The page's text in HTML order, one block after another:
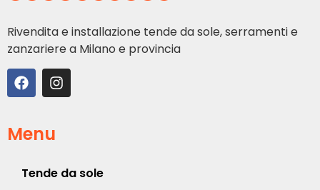
Rivendita e installazione tende da sole, serramenti e
zanzariere a Milano e provincia
Menu
Tende da sole